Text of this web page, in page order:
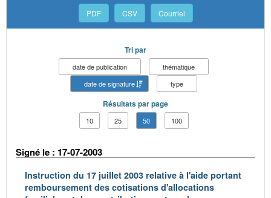
PDF CSV Courriel
Tri par
date de publication
thématique
date de signature
type
Résultats par page
10 25 50 100
Signé le : 17-07-2003
Instruction du 17 juillet 2003 relative à l'aide portant
remboursement des cotisations d'allocations